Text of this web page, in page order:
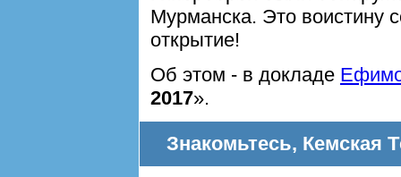
Мурманска. Это воистину
открытие!
Об этом - в докладе
2017».
Знакомьтесь, Кемская